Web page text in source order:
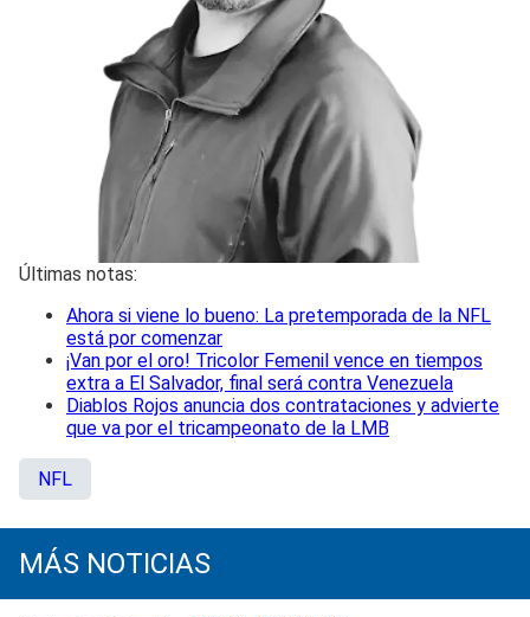
Últimas notas:
Ahora si viene lo bueno: La pretemporada de la NFL
está por comenzar
¡Van por el oro! Tricolor Femenil vence en tiempos
extra a El Salvador, final será contra Venezuela
Diablos Rojos anuncia dos contrataciones y advierte
que va por el tricampeonato de la LMB
NFL
MÁS NOTICIAS